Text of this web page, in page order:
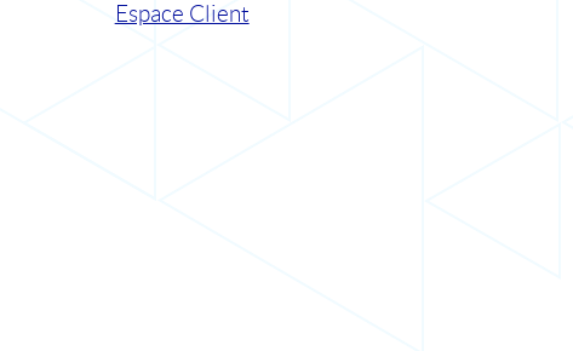
Espace Client